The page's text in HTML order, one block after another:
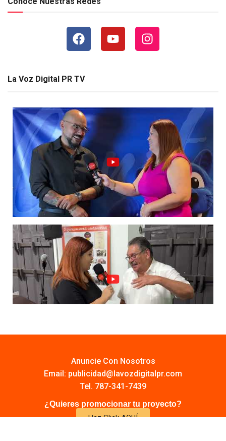
La Voz Digital PR TV
Anuncie Con Nosotros
Email: publicidad@lavozdigitalpr.com
Tel. 787-341-7439
¿Quieres promocionar tu proyecto?
Haz Click AQUÍ